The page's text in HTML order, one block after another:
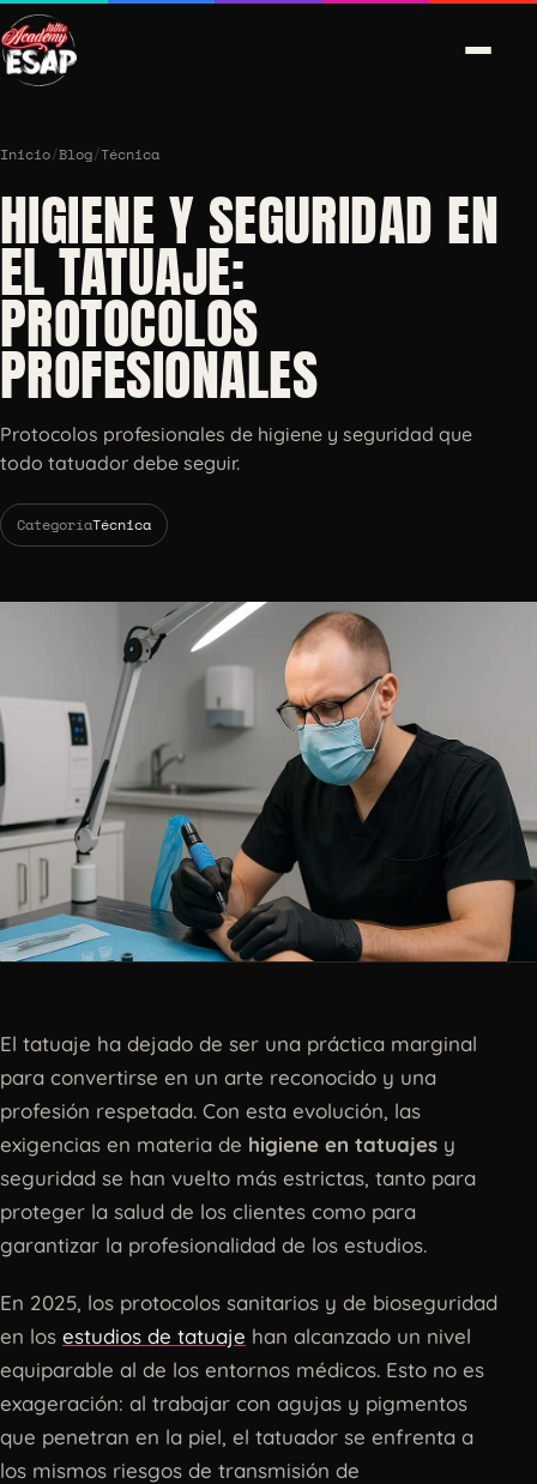
Inicio/Blog/Técnica
HIGIENE Y SEGURIDAD EN
EL TATUAJE:
PROTOCOLOS
PROFESIONALES
Protocolos profesionales de higiene y seguridad que
todo tatuador debe seguir.
CategoríaTécnica
El tatuaje ha dejado de ser una práctica marginal
para convertirse en un arte reconocido y una
profesión respetada. Con esta evolución, las
exigencias en materia de higiene en tatuajes y
seguridad se han vuelto más estrictas, tanto para
proteger la salud de los clientes como para
garantizar la profesionalidad de los estudios.
En 2025, los protocolos sanitarios y de bioseguridad
en los estudios de tatuaje han alcanzado un nivel
equiparable al de los entornos médicos. Esto no es
exageración: al trabajar con agujas y pigmentos
que penetran en la piel, el tatuador se enfrenta a
los mismos riesgos de transmisión de